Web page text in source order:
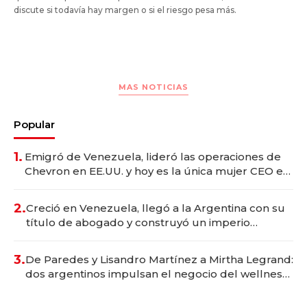
discute si todavía hay margen o si el riesgo pesa más.
MAS NOTICIAS
Popular
1. Emigró de Venezuela, lideró las operaciones de
Chevron en EE.UU. y hoy es la única mujer CEO en
2.Creció en Venezuela, llegó a la Argentina con su
título de abogado y construyó un imperio
3.De Paredes y Lisandro Martínez a Mirtha Legrand:
dos argentinos impulsan el negocio del wellness